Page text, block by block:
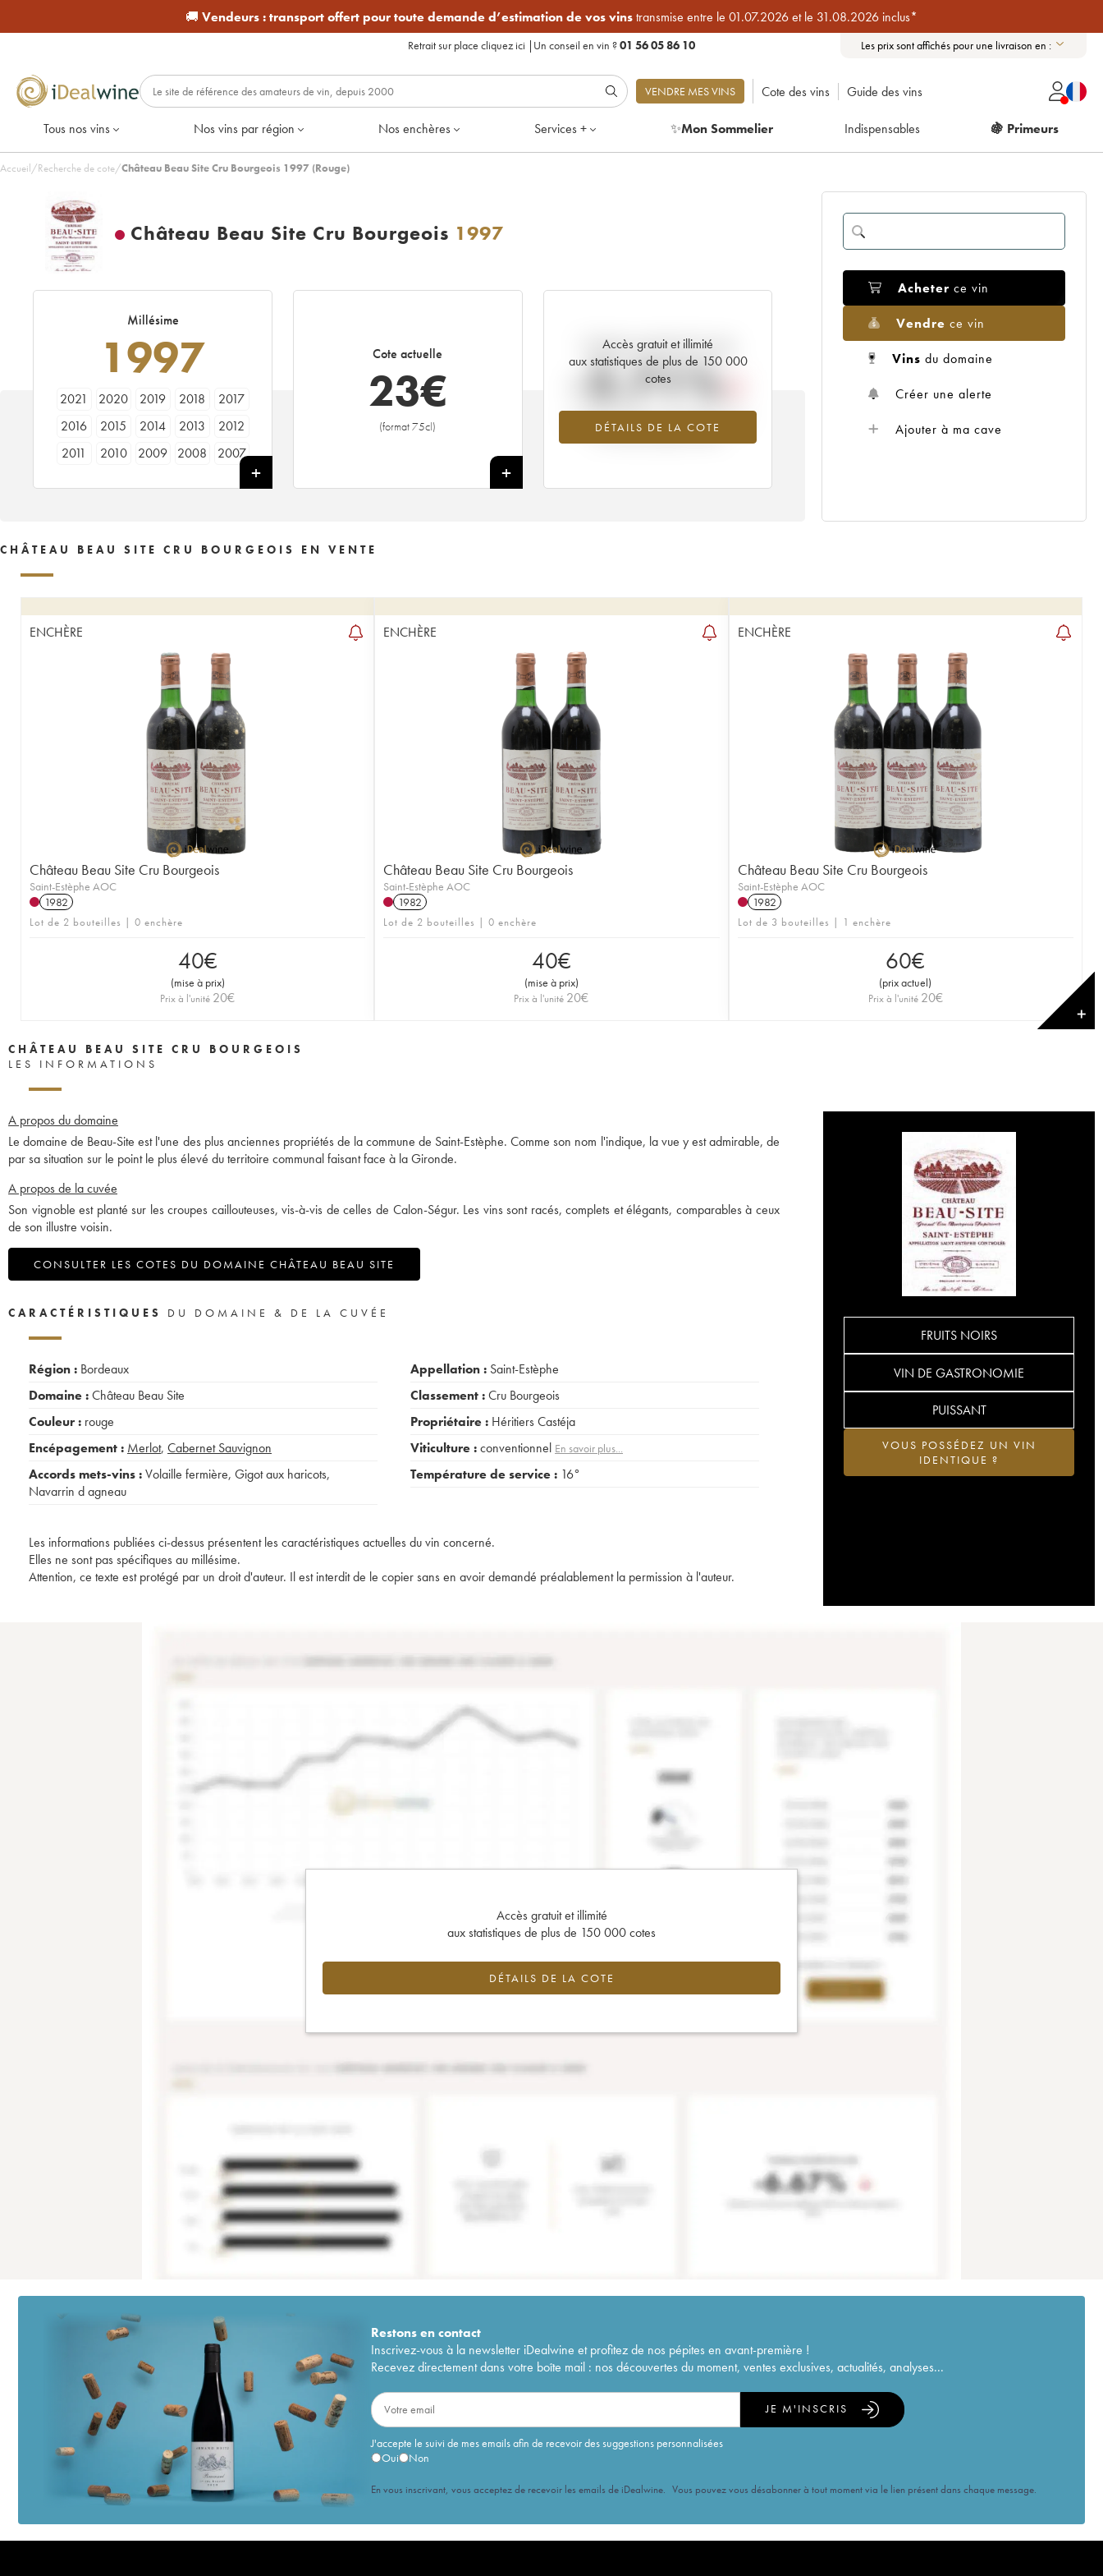
🚚 Vendeurs :transport offert pour toute demande d’estimation de vos vinstransmise entre le 01.07.2026 et le 31.08.2026 inclus*
Retrait sur place cliquez ici | Un conseil en vin ?01 56 05 86 10 Les prix sont affichés pour une livraison en :
VENDRE MES VINS Cote des vins Guide des vins
Tous nos vins Nos vins par région Nos enchères Services + ✨Mon Sommelier Indispensables 🍇 Primeurs
Accueil/Recherche de cote/Château Beau Site Cru Bourgeois 1997 (Rouge)
Château Beau Site Cru Bourgeois 1997
Millésime
1997
2021 2020 2019 2018
2017
2016
2015 2014 2013
2012
2011
2010 2009 2008
2007
1980
1979 1978 1977
1976
1964 1960
1959
Cote actuelle
23€
(format 75cl)
+
Accès gratuit et illimité
aux statistiques de plus de 150 000
cotes
DÉTAILS DE LA COTE
Tendance actuelle de la cote
-2.71%
Tendance à la baisse du millésime 1997
en 2026 par rapport à 2025
Acheter ce vin
Vendre ce vin
Vins du domaine
Créer une alerte
Ajouter à ma cave
CHÂTEAU BEAU SITE CRU BOURGEOIS EN VENTE
ENCHÈRE
Château Beau Site Cru Bourgeois
Saint-Estèphe AOC
1982
Lot de 2 bouteilles | 0 enchère
40€
(mise à prix)
Prix à l'unité 20€
ENCHÈRE
Château Beau Site Cru Bourgeois
Saint-Estèphe AOC
1982
Lot de 2 bouteilles | 0 enchère
40€
(mise à prix)
Prix à l'unité 20€
ENCHÈRE
Château Beau Site Cru Bourgeois
Saint-Estèphe AOC
1982
Lot de 3 bouteilles | 1 enchère
60€
(prix actuel)
Prix à l'unité 20€
✕
CHÂTEAU BEAU SITE CRU BOURGEOIS
LES INFORMATIONS
A propos du domaine
Le domaine de Beau-Site est l'une des plus anciennes propriétés de la commune de Saint-Estèphe. Comme son nom l'indique, la vue y est admirable, de
par sa situation sur le point le plus élevé du territoire communal faisant face à la Gironde.
A propos de la cuvée
Son vignoble est planté sur les croupes caillouteuses, vis-à-vis de celles de Calon-Ségur. Les vins sont racés, complets et élégants, comparables à ceux
de son illustre voisin.
CONSULTER LES COTES DU DOMAINE CHÂTEAU BEAU SITE
FRUITS NOIRS
VIN DE GASTRONOMIE
PUISSANT
VOUS POSSÉDEZ UN VIN
IDENTIQUE ?
CARACTÉRISTIQUES DU DOMAINE & DE LA CUVÉE
Région : Bordeaux
Domaine :Château Beau Site
Couleur : rouge
Encépagement : Merlot, Cabernet Sauvignon
Accords mets-vins :Volaille fermière, Gigot aux haricots,
Navarrin d agneau
Appellation : Saint-Estèphe
Classement :Cru Bourgeois
Propriétaire : Héritiers Castéja
Viticulture :conventionnel En savoir plus...
Température de service : 16°
Les informations publiées ci-dessus présentent les caractéristiques actuelles du vin concerné.
Elles ne sont pas spécifiques au millésime.
Attention, ce texte est protégé par un droit d'auteur. Il est interdit de le copier sans en avoir demandé préalablement la permission à l'auteur.
Accès gratuit et illimité
aux statistiques de plus de 150 000 cotes
DÉTAILS DE LA COTE
Restons encontact
Inscrivez-vous à la newsletter iDealwine et profitez de nos pépites en avant-première !
Recevez directement dans votre boîte mail : nos découvertes du moment, ventes exclusives, actualités, analyses...
J'accepte le suivi de mes emails afin de recevoir des suggestions personnalisées
Oui
Non
JE M'INSCRIS
En vous inscrivant, vous acceptez de recevoir les emails de iDealwine. Vous pouvez vous désabonner à tout moment via le lien présent dans chaque message.